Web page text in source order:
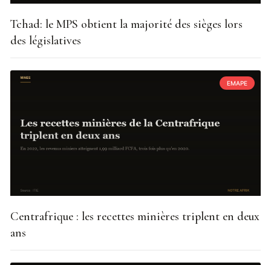
Tchad: le MPS obtient la majorité des sièges lors
des législatives
EMAPE
Centrafrique : les recettes minières triplent en deux
ans